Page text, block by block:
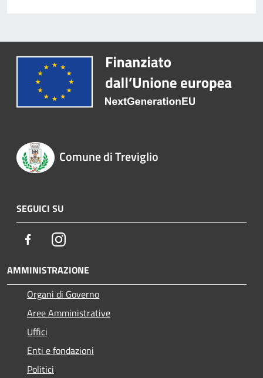
Comune di Treviglio
SEGUICI SU
FacebookInstagram
AMMINISTRAZIONE
Organi di Governo
Aree Amministrative
Uffici
Enti e fondazioni
Politici